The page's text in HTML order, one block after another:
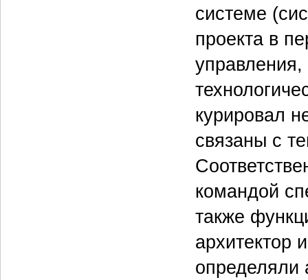
системе
проекта в
управления,
курировал
связаны с
командой
также
архитектор
определяли